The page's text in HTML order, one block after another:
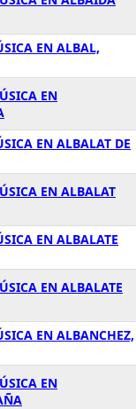
EN ALBAL,
EN
EN ALBALAT DE
EN ALBALAT
EN ALBALATE
EN ALBALATE
EN ALBANCHEZ,
EN